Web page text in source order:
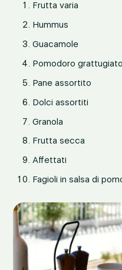
Frutta varia
Hummus
Guacamole
Pomodoro grattugiato
Pane assortito
Dolci assortiti
Granola
Frutta secca
Affettati
Fagioli in salsa di